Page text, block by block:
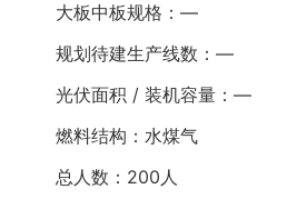
大板中板规格：—
规划待建生产线数：—
光伏面积 / 装机容量：—
燃料结构：水煤气
总人数：200人